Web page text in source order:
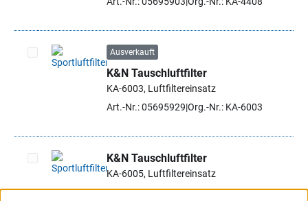
Artikel auswählen
Ausverkauft
K&N Tauschluftfilter
KA-6003, Luftfiltereinsatz
Art.-Nr.: 05695929 Org.-Nr.: KA-6003
Artikel auswählen
K&N Tauschluftfilter
KA-6005, Luftfiltereinsatz
Art.-Nr.: 05695937Org.-Nr.: KA-6005